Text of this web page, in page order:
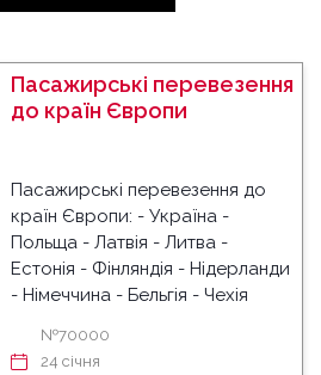
Пасажирські перевезення
до країн Європи
Пасажирські перевезення до
країн Європи: - Україна -
Польща - Латвія - Литва -
Естонія - Фінляндія - Нідерланди
- Німеччина - Бельгія - Чехія
№70000
24 cічня